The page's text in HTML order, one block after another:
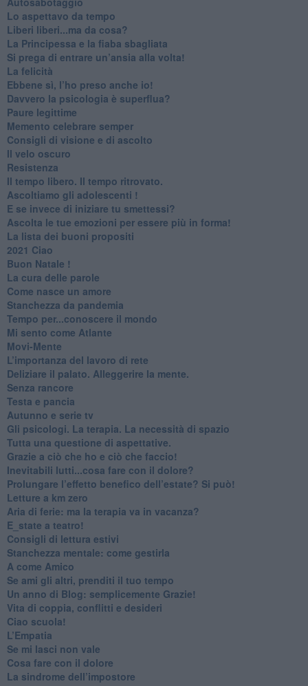
​Lo aspettavo da tempo
​Liberi liberi...ma da cosa?
​La Principessa e la fiaba sbagliata
Si prega di entrare un’ansia alla volta!
​La felicità
​Ebbene sì, l’ho preso anche io!
​Davvero la psicologia è superflua?
Paure legittime
​Memento celebrare semper
​Consigli di visione e di ascolto
​Il velo oscuro
Resistenza
​Il tempo libero. Il tempo ritrovato.
Ascoltiamo gli adolescenti !
​E se invece di iniziare tu smettessi?
​Ascolta le tue emozioni per essere più in forma!
​La lista dei buoni propositi
2021 Ciao
Buon Natale !
​La cura delle parole
​Come nasce un amore
Stanchezza da pandemia
​Tempo per...conoscere il mondo
​Mi sento come Atlante
​Movi-Mente
​L’importanza del lavoro di rete
​Deliziare il palato. Alleggerire la mente.
​Senza rancore
​Testa e pancia
​Autunno e serie tv
​Gli psicologi. La terapia. La necessità di spazio
​Tutta una questione di aspettative.
​Grazie a ciò che ho e ciò che faccio!
​Inevitabili lutti...cosa fare con il dolore?
Prolungare l’effetto benefico dell’estate? Si può!
​Letture a km zero
​Aria di ferie: ma la terapia va in vacanza?
​E_state a teatro!
​Consigli di lettura estivi
​Stanchezza mentale: come gestirla
​A come Amico
​Se ami gli altri, prenditi il tuo tempo
​Un anno di Blog: semplicemente Grazie!
​Vita di coppia, conflitti e desideri
​Ciao scuola!
​L’Empatia
​Se mi lasci non vale
Cosa fare con il dolore
​La sindrome dell’impostore